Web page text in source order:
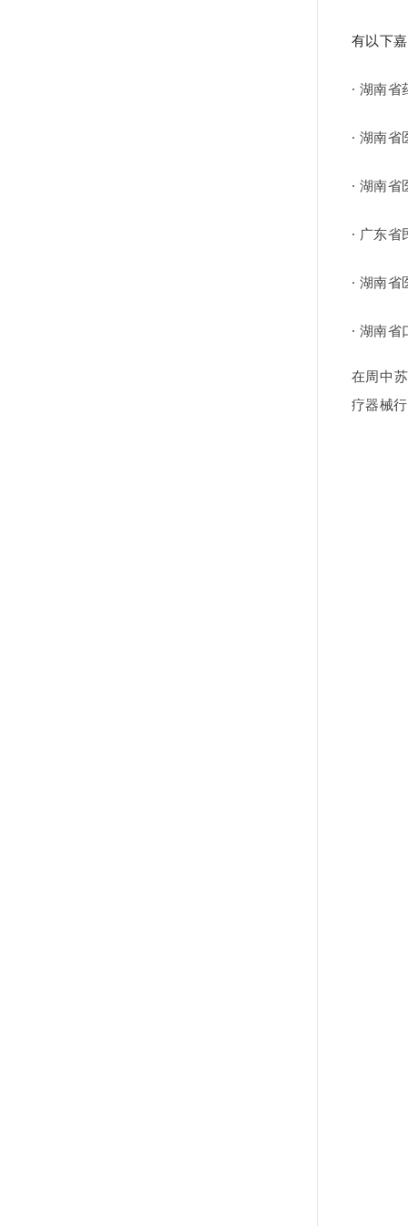
有以下
· 湖南
· 湖南
· 湖南
· 广东
· 湖南
· 湖南
在周中
疗器械